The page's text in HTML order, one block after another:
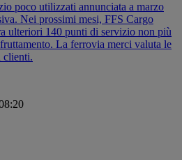
poco utilizzati annunciata a marzo
Nei prossimi mesi, FFS Cargo
ulteriori 140 punti di servizio non più
La ferrovia merci valuta le
clienti.